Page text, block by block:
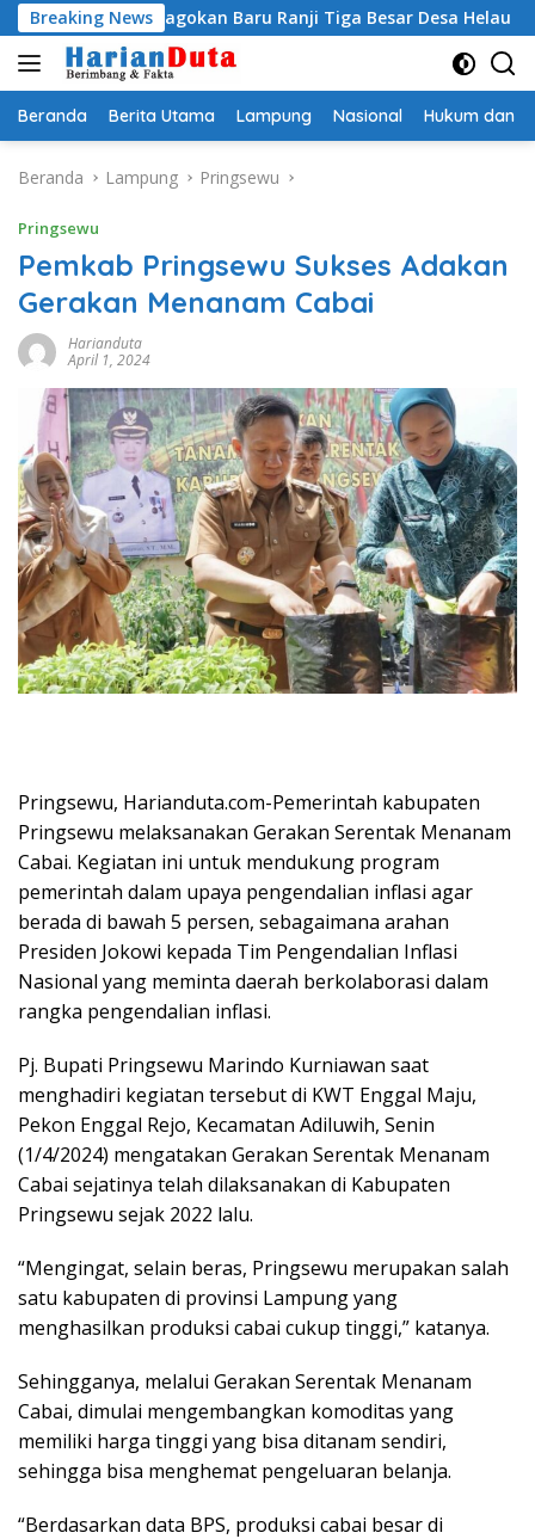
Langsung
ke
konten
Breaking News
Jagokan Baru Ranji Tiga Besar Desa Helau
Beranda Berita Utama Lampung Nasional Hukum dan
Beranda Lampung Pringsewu
Pringsewu
Pemkab Pringsewu Sukses Adakan
Gerakan Menanam Cabai
Harianduta
April 1, 2024
Pringsewu, Harianduta.com-Pemerintah kabupaten
Pringsewu melaksanakan Gerakan Serentak Menanam
Cabai. Kegiatan ini untuk mendukung program
pemerintah dalam upaya pengendalian inflasi agar
berada di bawah 5 persen, sebagaimana arahan
Presiden Jokowi kepada Tim Pengendalian Inflasi
Nasional yang meminta daerah berkolaborasi dalam
rangka pengendalian inflasi.
Pj. Bupati Pringsewu Marindo Kurniawan saat
menghadiri kegiatan tersebut di KWT Enggal Maju,
Pekon Enggal Rejo, Kecamatan Adiluwih, Senin
(1/4/2024) mengatakan Gerakan Serentak Menanam
Cabai sejatinya telah dilaksanakan di Kabupaten
Pringsewu sejak 2022 lalu.
“Mengingat, selain beras, Pringsewu merupakan salah
satu kabupaten di provinsi Lampung yang
menghasilkan produksi cabai cukup tinggi,” katanya.
Sehingganya, melalui Gerakan Serentak Menanam
Cabai, dimulai mengembangkan komoditas yang
memiliki harga tinggi yang bisa ditanam sendiri,
sehingga bisa menghemat pengeluaran belanja.
“Berdasarkan data BPS, produksi cabai besar di